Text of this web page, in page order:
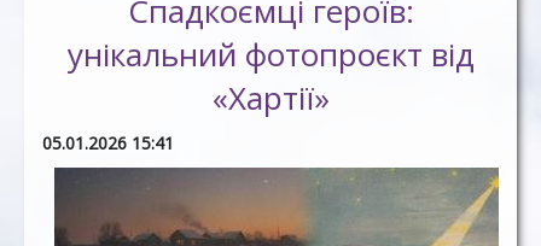
Спадкоємці героїв:
унікальний фотопроєкт від
«Хартії»
05.01.2026 15:41